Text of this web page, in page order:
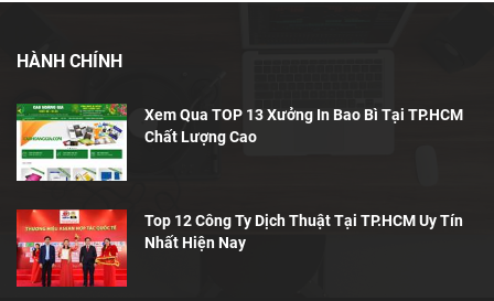
HÀNH CHÍNH
Xem Qua TOP 13 Xưởng In Bao Bì Tại TP.HCM
Chất Lượng Cao
Top 12 Công Ty Dịch Thuật Tại TP.HCM Uy Tín
Nhất Hiện Nay